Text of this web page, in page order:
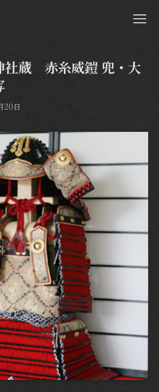
社蔵 赤糸威鎧 兜・大
20日